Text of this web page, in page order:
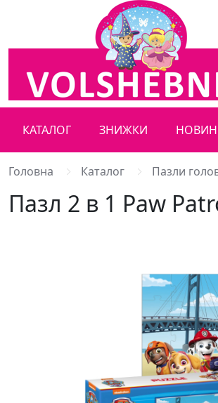
КАТАЛОГ ЗНИЖКИ
Головна Каталог Пазли
Пазл 2 в 1 Paw